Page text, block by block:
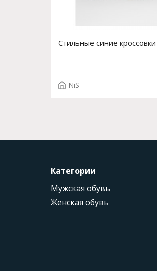
Стильные синие кроссовки
NiS
Категории
Мужская обувь
Женская обувь